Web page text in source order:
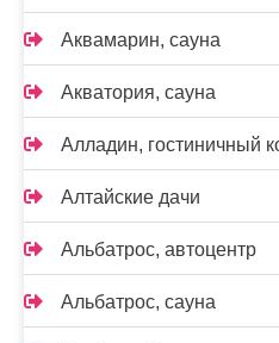
Аквамарин, сауна
Акватория, сауна
Алладин, гостиничный
Алтайские дачи
Альбатрос, автоцентр
Альбатрос, сауна